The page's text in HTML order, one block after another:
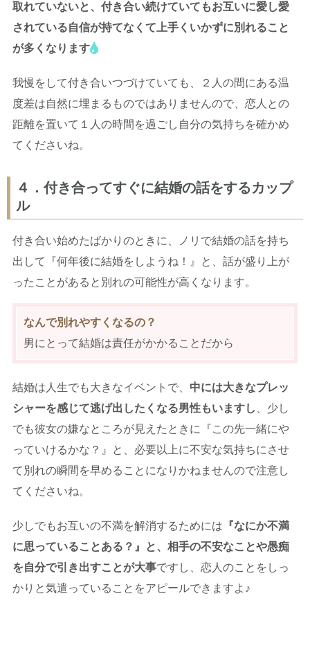
取れていないと、付き合い続けていてもお互いに愛し愛
されている自信が持てなくて上手くいかずに別れること
が多くなります
我慢をして付き合いつづけていても、２人の間にある温
度差は自然に埋まるものではありませんので、恋人との
距離を置いて１人の時間を過ごし自分の気持ちを確かめ
てくださいね。
４．付き合ってすぐに結婚の話をするカップ
ル
付き合い始めたばかりのときに、ノリで結婚の話を持ち
出して『何年後に結婚をしようね！』と、話が盛り上が
ったことがあると別れの可能性が高くなります。
なんで別れやすくなるの？
男にとって結婚は責任がかかることだから
結婚は人生でも大きなイベントで、 中には大きなプレッ
シャーを感じて逃げ出したくなる男性もいますし
、少し
でも彼女の嫌なところが見えたときに『この先一緒にや
っていけるかな？』と、必要以上に不安な気持ちにさせ
て別れの瞬間を早めることになりかねませんので注意し
てくださいね。
少しでもお互いの不満を解消するためには 『なにか不満
に思っていることある？』と、相手の不安なことや愚痴
を自分で引き出すことが大事ですし、恋人のことをしっ
かりと気遣っていることをアピールできますよ♪